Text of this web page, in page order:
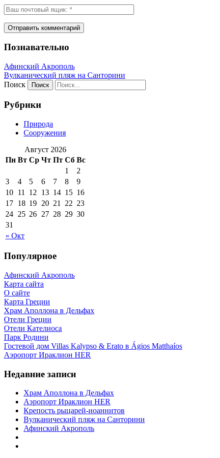
Познавательно
Афинский Акрополь
Вулканический пляж на Санторини
Поиск
Рубрики
Природа
Сооружения
Август 2026
Пн Вт Ср Чт Пт Сб Вс
« Окт
1
2
3
4 5 6 7 8
9
10 11 12 13 14 15 16
17 18 19 20 21 22 23
24 25 26 27 28 29 30
31
Популярное
Афинский Акрополь
Карта сайта
О сайте
Карта Греции
Храм Аполлона в Дельфах
Отели Греции
Отели Кателиоса
Парк Родини
Гостевой дом Villas Kalypso & Erato в Ágios Matthaíos
Аэропорт Ираклион HER
Недавние записи
Храм Аполлона в Дельфах
Аэропорт Ираклион HER
Крепость рыцарей-иоаннитов
Вулканический пляж на Санторини
Афинский Акрополь